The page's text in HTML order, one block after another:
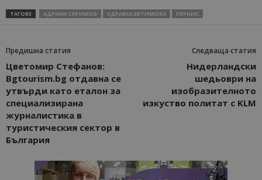
ТАГОВЕ АДРИАН СКРИМОВ ЗДРАВКА ЕВТИМОВА ПЕРНИК
Предишна статия
Цветомир Стефанов:
Bgtourism.bg отдавна се
утвърди като еталон за
специализирана
журналистика в
туристическия сектор в
България
Следваща статия
Нидерландски
шедьоври на
изобразителното
изкуство политат с KLM